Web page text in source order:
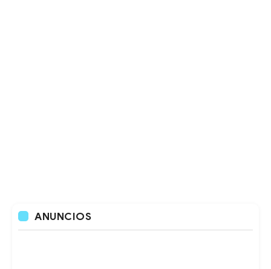
ANUNCIOS